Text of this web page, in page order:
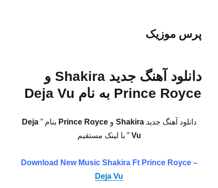
پرس موزیک
دانلود آهنگ جدید Shakira و
Prince Royce به نام Deja Vu
دانلود آهنگ جدید Shakira و Prince Royce بنام ”Deja
Vu ” با لینک مستقیم
Download New MusicShakira Ft Prince Royce –
Deja Vu